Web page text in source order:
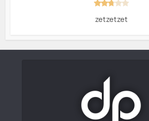
zetzetzet